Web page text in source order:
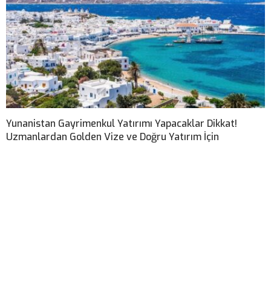
Yunanistan Gayrimenkul Yatırımı Yapacaklar Dikkat!
Uzmanlardan Golden Vize ve Doğru Yatırım İçin